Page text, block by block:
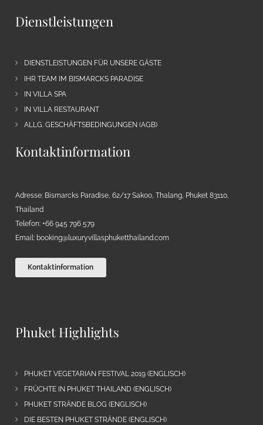
Dienstleistungen
DIENSTLEISTUNGEN FÜR UNSERE GÄSTE
IHR TEAM IM BISMARCKS PARADISE
IN VILLA SPA
IN VILLA RESTAURANT
ALLG. GESCHÄFTSBEDINGUNGEN (AGB)
Kontaktinformation
Adresse: Bismarcks Paradise, 62/17 Sakoo, Thalang, Phuket 83110,
Thailand
Telefon: +66 945 796 579
Email: booking@luxuryvillasphuketthailand.com
Kontaktinformation
Phuket Highlights
PHUKET VEGETARIAN FESTIVAL 2019 (ENGLISCH)
FRÜCHTE IN PHUKET THAILAND (ENGLISCH)
PHUKET STRÄNDE BLOG (ENGLISCH)
DIE BESTEN PHUKET STRÄNDE (ENGLISCH)